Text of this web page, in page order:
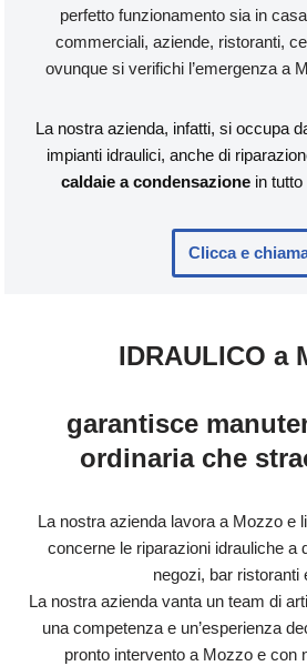
perfetto funzionamento sia in
commerciali, aziende, ristoranti,
ovunque si verifichi l’emergenza a
La nostra azienda, infatti, si occupa
impianti idraulici, anche di
caldaie a condensazionein tutto
Clicca e
IDRAULICO a
garantisce
ordinaria che
La nostra azienda lavora a Mozzo e
concerne le riparazioni idrauliche a
negozi, bar ristoranti
La nostra azienda vanta un team di
una competenza e un’esperienza
pronto intervento a Mozzo e con